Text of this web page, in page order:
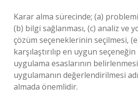
Karar alma sürecinde; (a)
(b) bilgi sağlanması, (c) analiz ve
çözüm seçeneklerinin seçilmesi,
karşılaştırılıp en uygun
uygulama esaslarının
uygulamanın değerlendirilmesi
almada önemlidir.